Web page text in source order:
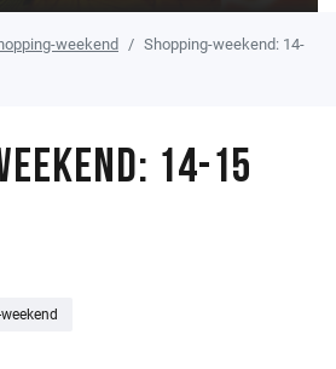
weekend
Shopping-weekend: 14-
14-15